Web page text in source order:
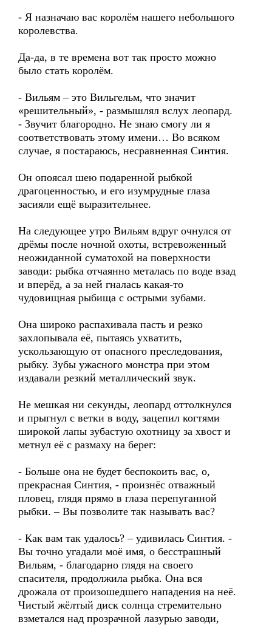
- Я назначаю вас королём нашего небольшого
королевства.
Да-да, в те времена вот так просто можно
было стать королём.
- Вильям – это Вильгельм, что значит
«решительный», - размышлял вслух леопард.
- Звучит благородно. Не знаю смогу ли я
соответствовать этому имени… Во всяком
случае, я постараюсь, несравненная Синтия.
Он опоясал шею подаренной рыбкой
драгоценностью, и его изумрудные глаза
засияли ещё выразительнее.
На следующее утро Вильям вдруг очнулся от
дрёмы после ночной охоты, встревоженный
неожиданной суматохой на поверхности
заводи: рыбка отчаянно металась по воде взад
и вперёд, а за ней гналась какая-то
чудовищная рыбища с острыми зубами.
Она широко распахивала пасть и резко
захлопывала её, пытаясь ухватить,
ускользающую от опасного преследования,
рыбку. Зубы ужасного монстра при этом
издавали резкий металлический звук.
Не мешкая ни секунды, леопард оттолкнулся
и прыгнул с ветки в воду, зацепил когтями
широкой лапы зубастую охотницу за хвост и
метнул её с размаху на берег:
- Больше она не будет беспокоить вас, о,
прекрасная Синтия, - произнёс отважный
пловец, глядя прямо в глаза перепуганной
рыбки. – Вы позволите так называть вас?
- Как вам так удалось? – удивилась Синтия. -
Вы точно угадали моё имя, о бесстрашный
Вильям, - благодарно глядя на своего
спасителя, продолжила рыбка. Она вся
дрожала от произошедшего нападения на неё.
Чистый жёлтый диск солнца стремительно
взметался над прозрачной лазурью заводи,